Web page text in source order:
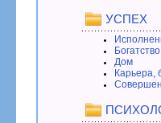
УСПЕХ
Богатство
Дом
Карьера,